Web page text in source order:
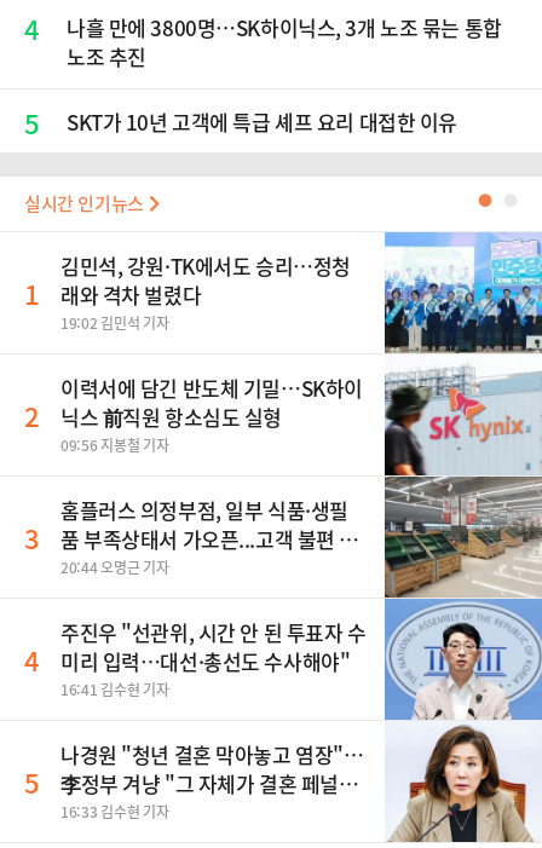
4
나흘 만에 3800명…SK하이닉스, 3개 노조 묶는 통합
노조 추진
5 SKT가 10년 고객에 특급 셰프 요리 대접한 이유
실시간 인기뉴스 ●
1
김민석, 강원·TK에서도 승리…정청
래와 격차 벌렸다
19:02 김민석 기자
2
이력서에 담긴 반도체 기밀…SK하이
닉스 前직원 항소심도 실형
09:56 지봉철 기자
3
홈플러스 의정부점, 일부 식품·생필
품 부족상태서 가오픈...고객 불편 가
중
20:44 오명근 기자
4
주진우 "선관위, 시간 안 된 투표자 수
미리 입력…대선·총선도 수사해야"
16:41 김수현 기자
5
나경원 "청년 결혼 막아놓고 염장"…
李정부 겨냥 "그 자체가 결혼 페널
티"
16:33 김수현 기자